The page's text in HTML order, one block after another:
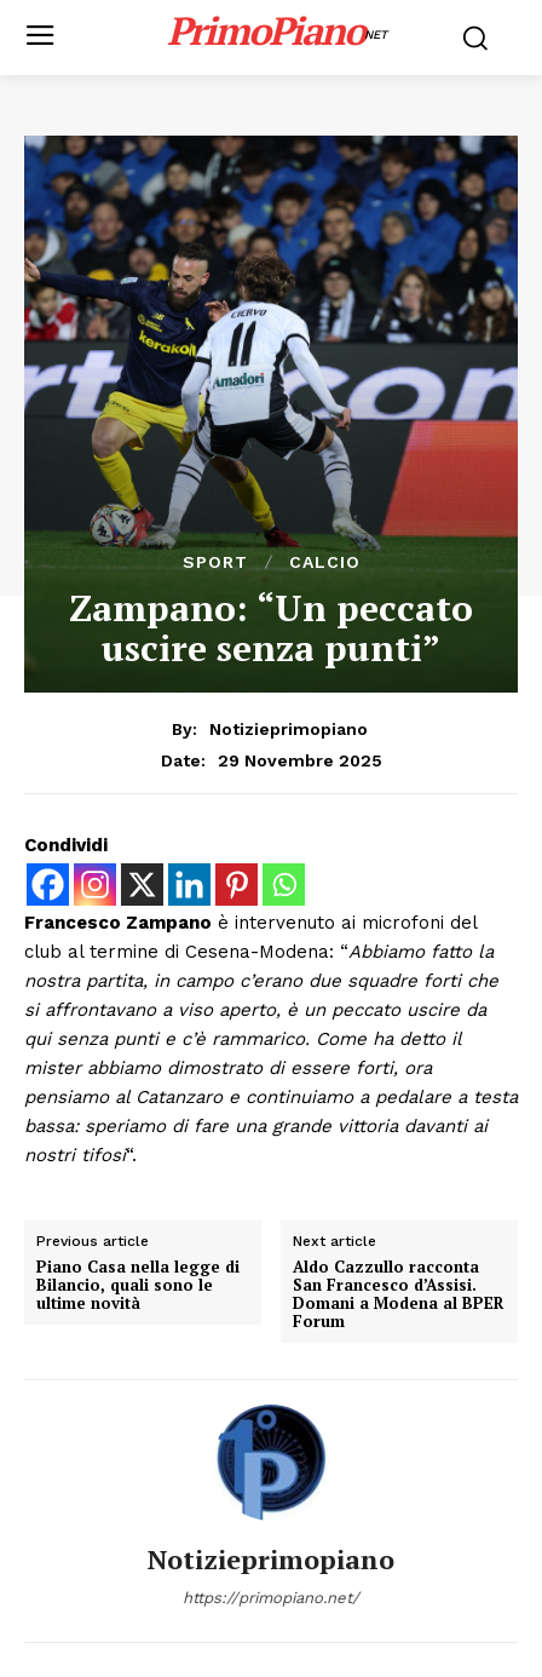
PrimoPianoNET
SPORT CALCIO
Zampano: “Un peccato
uscire senza punti”
By:
Notizieprimopiano
Date:
29 Novembre 2025
Condividi
Francesco Zampano è intervenuto ai microfoni del
club al termine di Cesena-Modena: “Abbiamo fatto la
nostra partita, in campo c’erano due squadre forti che
si affrontavano a viso aperto, è un peccato uscire da
qui senza punti e c’è rammarico. Come ha detto il
mister abbiamo dimostrato di essere forti, ora
pensiamo al Catanzaro e continuiamo a pedalare a testa
bassa: speriamo di fare una grande vittoria davanti ai
nostri tifosi“.
Previous article
Piano Casa nella legge di
Bilancio, quali sono le
ultime novità
Next article
Aldo Cazzullo racconta
San Francesco d’Assisi.
Domani a Modena al BPER
Forum
Notizieprimopiano
https://primopiano.net/